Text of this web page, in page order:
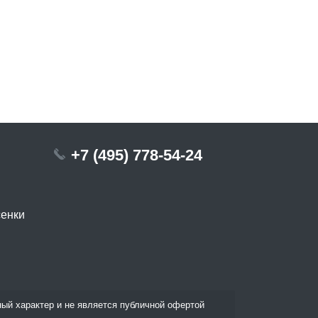
+7 (495) 778-54-24
характер и не является публичной офертой